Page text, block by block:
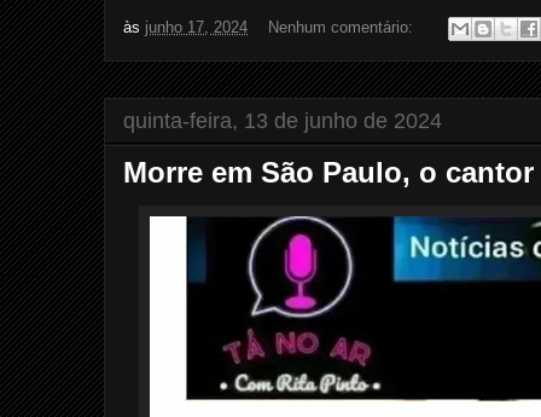
às junho 17, 2024 Nenhum comentário:
quinta-feira, 13 de junho de 2024
Morre em São Paulo, o